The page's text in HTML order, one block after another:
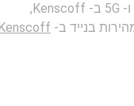
מפה זו מייצגת את הכיסוי של רשתות סלולריות 2G, 3G, 4G ו- 5G ב- Kenscoff,